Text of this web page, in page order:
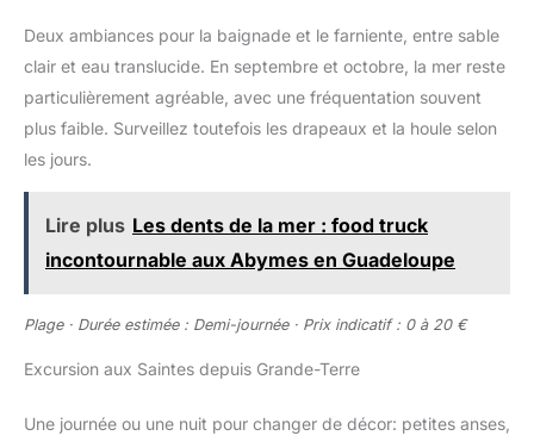
Deux ambiances pour la baignade et le farniente, entre sable
clair et eau translucide. En septembre et octobre, la mer reste
particulièrement agréable, avec une fréquentation souvent
plus faible. Surveillez toutefois les drapeaux et la houle selon
les jours.
Lire plus Les dents de la mer : food truck
incontournable aux Abymes en Guadeloupe
Plage · Durée estimée : Demi-journée · Prix indicatif : 0 à 20 €
Excursion aux Saintes depuis Grande-Terre
Une journée ou une nuit pour changer de décor: petites anses,